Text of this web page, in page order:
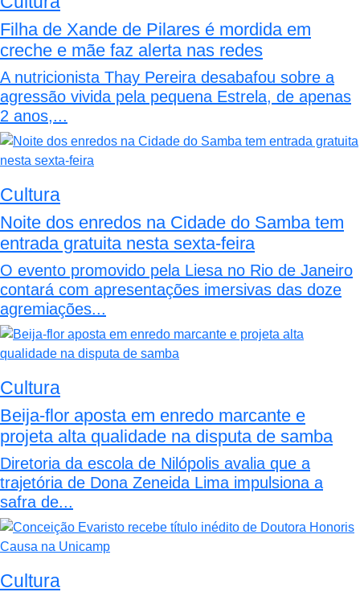
Filha de Xande de Pilares é mordida em
creche e mãe faz alerta nas redes
A nutricionista Thay Pereira desabafou sobre a
agressão vivida pela pequena Estrela, de apenas
2 anos,...
Cultura
Noite dos enredos na Cidade do Samba tem
entrada gratuita nesta sexta-feira
O evento promovido pela Liesa no Rio de Janeiro
contará com apresentações imersivas das doze
agremiações...
Cultura
Beija-flor aposta em enredo marcante e
projeta alta qualidade na disputa de samba
Diretoria da escola de Nilópolis avalia que a
trajetória de Dona Zeneida Lima impulsiona a
safra de...
Cultura